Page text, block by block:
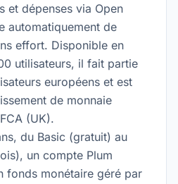
et dépenses via Open
automatiquement de
effort. Disponible en
utilisateurs, il fait partie
européens et est
de monnaie
(UK).
du Basic (gratuit) au
un compte Plum
fonds monétaire géré par